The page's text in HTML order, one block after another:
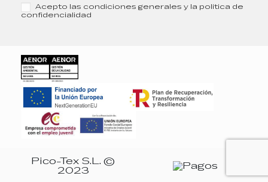
Acepto las condiciones generales y la política de
confidencialidad
Pico-Tex S.L. ©
2023